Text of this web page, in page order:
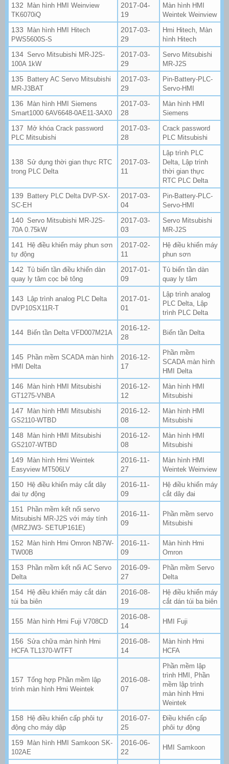
Màn hình HMI Weinview
TK6070iQ
2017-04-
19
Màn hình HMI
Weintek Weinview
Màn hình HMI Hitech
PWS5600S-S
2017-03-
29
Hmi Hitech
Màn
hình Hitech
Servo Mitsubishi MR-J2S-
100A 1kW
2017-03-
29
Servo Mitsubishi
MR-J2S
Battery AC Servo Mitsubishi
MR-J3BAT
2017-03-
29
Pin-Battery-PLC-
Servo-HMI
Màn hình HMI Siemens
Smart1000 6AV6648-0AE11-3AX0
2017-03-
28
Màn hình HMI
Siemens
Mở khóa Crack password
PLC Mitsubishi
2017-03-
28
Crack password
PLC Mitsubishi
Sử dụng thời gian thực RTC
trong PLC Delta
2017-03-
11
Lập trình PLC
Delta
Lập trình
thời gian thực
RTC PLC Delta
Battery PLC Delta DVP-SX-
SC-EH
2017-03-
04
Pin-Battery-PLC-
Servo-HMI
Servo Mitsubishi MR-J2S-
70A 0.75kW
2017-03-
03
Servo Mitsubishi
MR-J2S
Hệ điều khiển máy phun sơn
tự động
2017-02-
11
Hệ điều khiển máy
phun sơn
Tủ biến tần điều khiển dàn
quay ly tâm cọc bê tông
2017-01-
09
Tủ biến tần dàn
quay ly tâm
Lập trình analog PLC Delta
DVP10SX11R-T
2017-01-
01
Lập trình analog
PLC Delta
Lập
trình PLC Delta
Biến tần Delta VFD007M21A
2016-12-
28
Biến tần Delta
Phần mềm SCADA màn hình
HMI Delta
2016-12-
17
Phần mềm
SCADA màn hình
HMI Delta
Màn hình HMI Mitsubishi
GT1275-VNBA
2016-12-
12
Màn hình HMI
Mitsubishi
Màn hình HMI Mitsubishi
GS2110-WTBD
2016-12-
08
Màn hình HMI
Mitsubishi
Màn hình HMI Mitsubishi
GS2107-WTBD
2016-12-
08
Màn hình HMI
Mitsubishi
Màn hình Hmi Weintek
Easyview MT506LV
2016-11-
27
Màn hình HMI
Weintek Weinview
Hệ điều khiển máy cắt dây
đai tự động
2016-11-
09
Hệ điều khiển máy
cắt dây đai
Phần mềm kết nối servo
Mitsubishi MR-J2S với máy tính
(MRZJW3- SETUP161E)
2016-11-
09
Phần mềm servo
Mitsubishi
Màn hình Hmi Omron NB7W-
TW00B
2016-11-
09
Màn hình Hmi
Omron
Phần mềm kết nối AC Servo
Delta
2016-09-
27
Phần mềm Servo
Delta
Hệ điều khiển máy cắt dán
túi ba biên
2016-08-
19
Hệ điều khiển máy
cắt dán túi ba biên
Màn hình Hmi Fuji V708CD
2016-08-
14
HMI Fuji
Sửa chữa màn hình Hmi
HCFA TL1370-WTFT
2016-08-
14
Màn hình Hmi
HCFA
Tổng hợp Phần mềm lập
trình màn hình Hmi Weintek
2016-08-
07
Phần mềm lập
trình HMI
Phần
mềm lập trình
màn hình Hmi
Weintek
Hệ điều khiển cấp phôi tự
động cho máy dập
2016-07-
25
Điều khiển cấp
phôi tự động
Màn hình HMI Samkoon SK-
102AE
2016-06-
22
HMI Samkoon